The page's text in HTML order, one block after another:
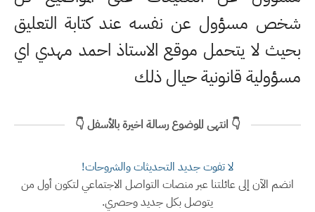
شخص مسؤول عن نفسه عند كتابة التعليق
بحيث لا يتحمل موقع الاستاذ احمد مهدي اي
مسؤولية قانونية حيال ذلك
👇 انتهى الموضوع رسالة اخيرة بالأسفل 👇
لا تفوت جديد التحديثات والشروحات!
انضم الآن إلى عائلتنا عبر منصات التواصل الاجتماعي لتكون أول من
يتوصل بكل جديد وحصري.